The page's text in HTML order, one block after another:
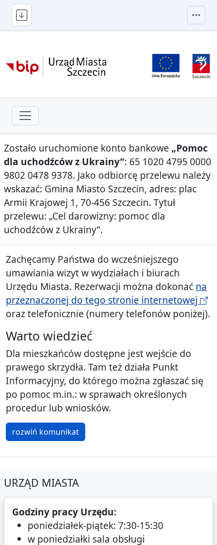
przejdź do głównego menu
Zostało uruchomione konto bankowe „Pomoc
dla uchodźców z Ukrainy”: 65 1020 4795 0000
9802 0478 9378. Jako odbiorcę przelewu należy
wskazać: Gmina Miasto Szczecin, adres: plac
Armii Krajowej 1, 70-456 Szczecin. Tytuł
przelewu: „Cel darowizny: pomoc dla
uchodźców z Ukrainy”.
Zachęcamy Państwa do wcześniejszego
umawiania wizyt w wydziałach i biurach
Urzędu Miasta. Rezerwacji można dokonać na
przeznaczonej do tego stronie internetowej
oraz telefonicznie (numery telefonów poniżej).
Warto wiedzieć
Dla mieszkańców dostępne jest wejście do
prawego skrzydła. Tam też działa Punkt
Informacyjny, do którego można zgłaszać się
po pomoc m.in.: w sprawach określonych
procedur lub wniosków.
rozwiń komunikat
URZĄD MIASTA
Godziny pracy Urzędu:
poniedziałek-piątek: 7:30-15:30
w poniedziałki sala obsługi